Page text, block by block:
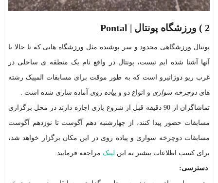
2 ) ورزشگاه پونتال | Pontal
پونتال ورزشگاهی محدود و سر پوشیده مثل ورزشگاه هایی که تا حالا با
آنها آشنا شده ایم نیست، پونتال در واقع نام یک منطقه ی ساحلی در
غرب ریو دوژانیرو است که به طور موقت برای مسابقات المپیک رشته
های دوچرخه سواری و انواع دو و پیاده روی آماده سازی شده است .
تماشاگران از 90 دقیقه قبل از شروع بازی اجازه دارند در محل برگزاری
مسابقات حضور پیدا کنند، از چهارشنبه دهم آگوست تا نوزدهم آگوست
مسابقات دوچرخه سواری و پیاده روی در این مکان برگزار خواهد شد،
برای کسب اطلاعات بیشتر به این لینک مراجعه فرمایید.
دسترسی: